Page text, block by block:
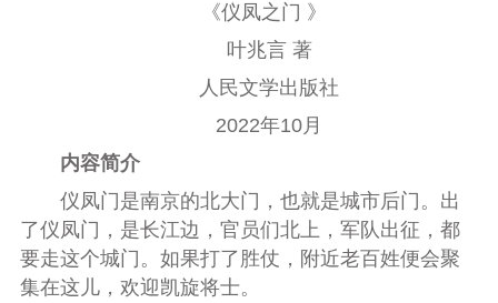
《仪凤之门 》
叶兆言 著
人民文学出版社
2022年10月
内容简介
仪凤门是南京的北大门，也就是城市后门。出
了仪凤门，是长江边，官员们北上，军队出征，都
要走这个城门。如果打了胜仗，附近老百姓便会聚
集在这儿，欢迎凯旋将士。